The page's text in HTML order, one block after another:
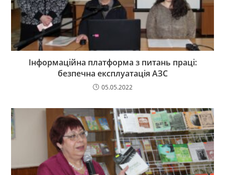
Інформаційна платформа з питань праці:
безпечна експлуатація АЗС
05.05.2022